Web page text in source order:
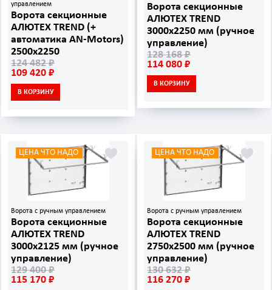
управлением
Ворота секционные
АЛЮТЕХ TREND (+
автоматика AN‑Motors)
2500х2250
124 482 ₽
109 420 ₽
В КОРЗИНУ
Ворота секционные
АЛЮТЕХ TREND
3000х2250 мм (ручное
управление)
128 168 ₽
114 080 ₽
В КОРЗИНУ
ЦЕНА ЧТО НАДО
Ворота с ручным управлением
Ворота секционные
АЛЮТЕХ TREND
3000х2125 мм (ручное
управление)
129 400 ₽
115 170 ₽
ЦЕНА ЧТО НАДО
Ворота с ручным управлением
Ворота секционные
АЛЮТЕХ TREND
2750х2500 мм (ручное
управление)
130 632 ₽
116 270 ₽